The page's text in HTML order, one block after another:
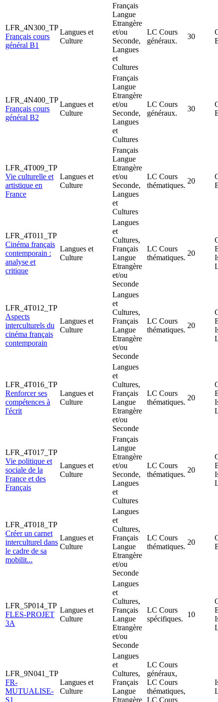
LFR_4N300_TP
Français cours
général B1
Langues et
Culture
Français
Langue
Etrangère
et/ou
Seconde,
Langues
et
Cultures
LC Cours
généraux.
30
LFR_4N400_TP
Français cours
général B2
Langues et
Culture
Français
Langue
Etrangère
et/ou
Seconde,
Langues
et
Cultures
LC Cours
généraux.
30
LFR_4T009_TP
Vie culturelle et
artistique en
France
Langues et
Culture
Français
Langue
Etrangère
et/ou
Seconde,
Langues
et
Cultures
LC Cours
thématiques.
20
LFR_4T011_TP
Cinéma français
contemporain :
analyse et
critique
Langues et
Culture
Langues
et
Cultures,
Français
Langue
Etrangère
et/ou
Seconde
LC Cours
thématiques.
20
LFR_4T012_TP
Aspects
interculturels du
cinéma français
contemporain
Langues et
Culture
Langues
et
Cultures,
Français
Langue
Etrangère
et/ou
Seconde
LC Cours
thématiques.
20
LFR_4T016_TP
Renforcer ses
compétences à
l'écrit
Langues et
Culture
Langues
et
Cultures,
Français
Langue
Etrangère
et/ou
Seconde
LC Cours
thématiques.
20
LFR_4T017_TP
Vie politique et
sociale de la
France et des
Français
Langues et
Culture
Français
Langue
Etrangère
et/ou
Seconde,
Langues
et
Cultures
LC Cours
thématiques.
20
LFR_4T018_TP
Créer un carnet
interculturel dans
le cadre de sa
mobilit...
Langues et
Culture
Langues
et
Cultures,
Français
Langue
Etrangère
et/ou
Seconde
LC Cours
thématiques.
20
LFR_5P014_TP
FLES-PROJET
3A
Langues et
Culture
Langues
et
Cultures,
Français
Langue
Etrangère
et/ou
Seconde
LC Cours
spécifiques.
10
LFR_9N041_TP
FR-
MUTUALISE-
S1
Langues et
Culture
Langues
et
Cultures,
Français
Langue
Etrangère
LC Cours
généraux,
LC Cours
thématiques,
LC Cours